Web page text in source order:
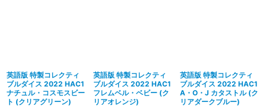
英語版 特製コレクティ
ブルダイス 2022 HAC1
ナチュル・コスモスビー
ト (クリアグリーン)
英語版 特製コレクティ
ブルダイス 2022 HAC1
フレムベル・ベビー (ク
リアオレンジ)
英語版 特製コレクティ
ブルダイス 2022 HAC1
A・O・J カタストル (ク
リアダークブルー)